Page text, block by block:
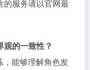
的服务请以官网最
的一致性？
，能够理解角色发